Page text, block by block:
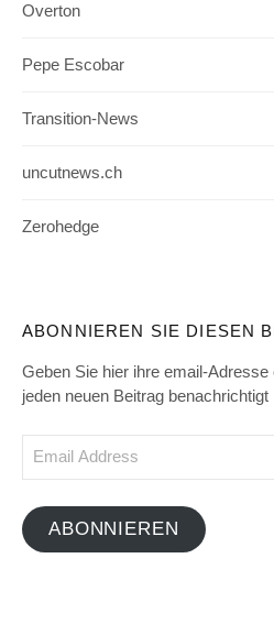
Overton
Pepe Escobar
Transition-News
uncutnews.ch
Zerohedge
ABONNIEREN SIE DIESEN
Geben Sie hier ihre email-
jeden neuen Beitrag benachrichtigt
ABONNIEREN